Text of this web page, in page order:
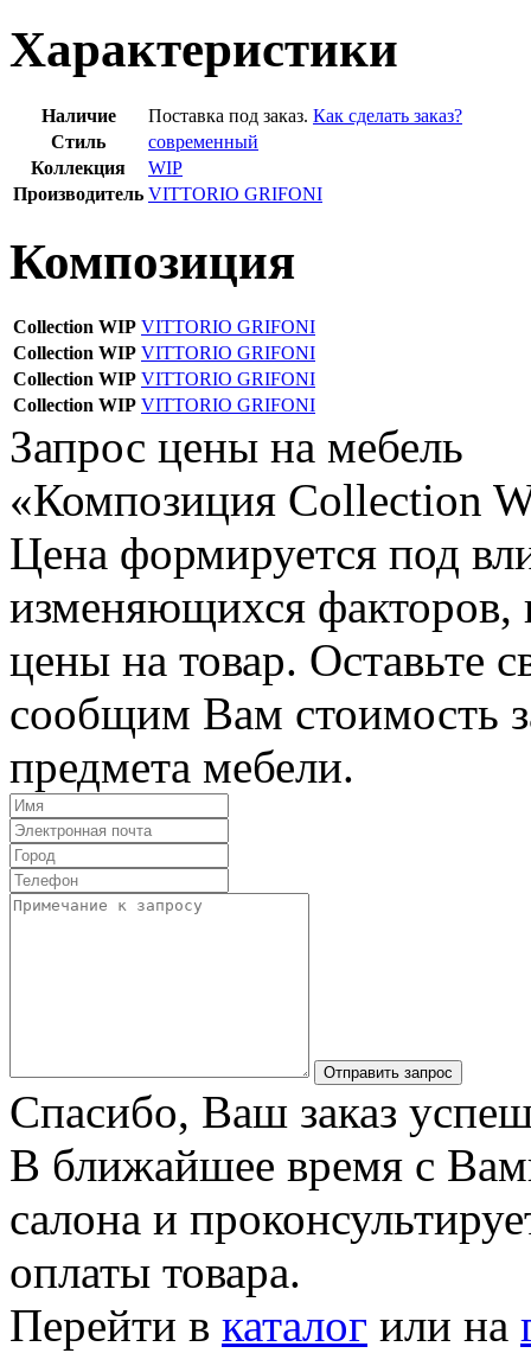
Характеристики
Наличие Поставка под заказ. Как сделать заказ?
Стиль
современный
Коллекция
WIP
Производитель VITTORIO GRIFONI
Композиция
Collection WIP VITTORIO GRIFONI
Collection WIP VITTORIO GRIFONI
Collection WIP VITTORIO GRIFONI
Collection WIP VITTORIO GRIFONI
Запрос цены на мебель
«Композиция Collection
Цена формируется под
изменяющихся факторов,
цены на товар. Оставьте
сообщим Вам стоимость
предмета мебели.
Отправить запрос
Спасибо, Ваш заказ
В ближайшее время с
салона и
оплаты товара.
Перейти в каталог или на